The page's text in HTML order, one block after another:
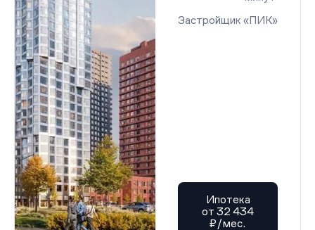
Застройщик «ПИК»
Ипотека
от 32 434
₽/мес.